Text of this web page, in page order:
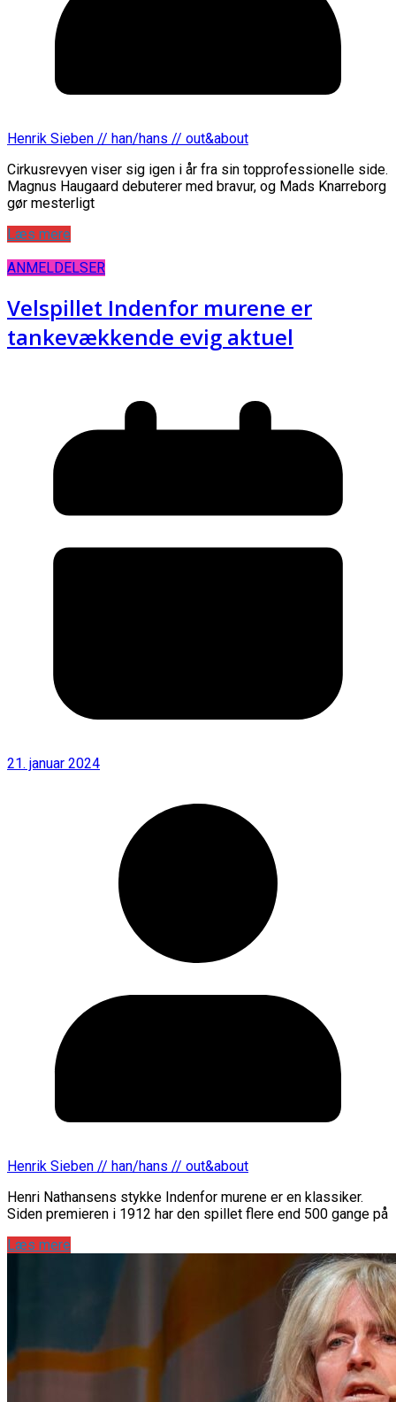
Henrik Sieben // han/hans // out&about
Cirkusrevyen viser sig igen i år fra sin topprofessionelle side.
Magnus Haugaard debuterer med bravur, og Mads Knarreborg
gør mesterligt
Læs mere
ANMELDELSER
Velspillet Indenfor murene er
tankevækkende evig aktuel
21. januar 2024
Henrik Sieben // han/hans // out&about
Henri Nathansens stykke Indenfor murene er en klassiker.
Siden premieren i 1912 har den spillet flere end 500 gange på
Læs mere